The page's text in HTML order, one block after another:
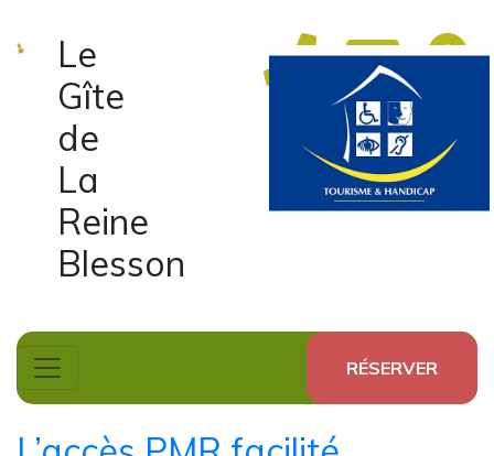
Le
Gîte
de
La
Reine
Blesson
RÉSERVER